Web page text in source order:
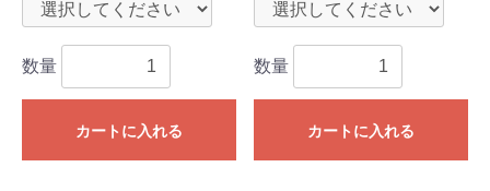
数量
カートに入れる
数量
カートに入れる